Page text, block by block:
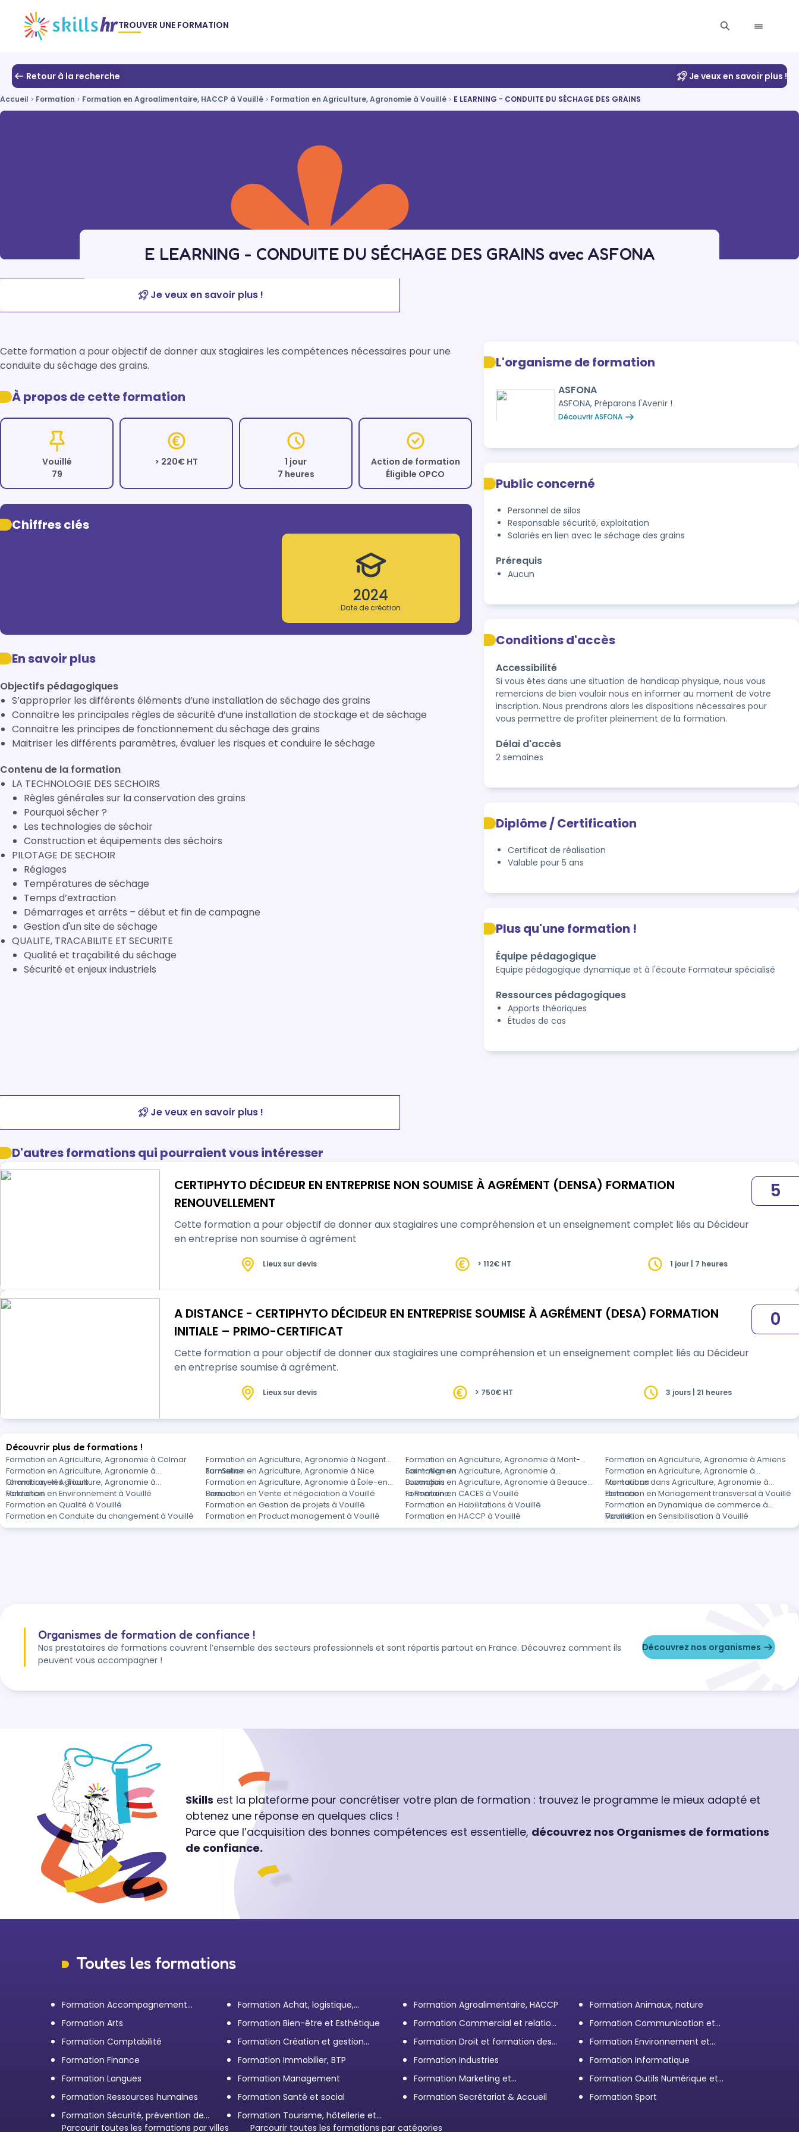
TROUVER UNE FORMATION
Retour à la recherche Je veux en savoir plus !
Accueil Formation Formation en Agroalimentaire, HACCP à Vouillé Formation en Agriculture, Agronomie à Vouillé E LEARNING - CONDUITE DU SÉCHAGE DES GRAINS
E LEARNING - CONDUITE DU SÉCHAGE DES GRAINS avec ASFONA
Je veux en savoir plus !
Cette formation a pour objectif de donner aux stagiaires les compétences nécessaires pour une
conduite du séchage des grains.
À propos de cette formation
Vouillé
79
> 220€ HT
1 jour
7 heures
Action de formation
Éligible OPCO
Chiffres clés
2024
Date de création
En savoir plus
Objectifs pédagogiques
S’approprier les différents éléments d’une installation de séchage des grains
Connaître les principales règles de sécurité d’une installation de stockage et de séchage
Connaitre les principes de fonctionnement du séchage des grains
Maitriser les différents paramètres, évaluer les risques et conduire le séchage
Contenu de la formation
LA TECHNOLOGIE DES SECHOIRS
Règles générales sur la conservation des grains
Pourquoi sécher ?
Les technologies de séchoir
Construction et équipements des séchoirs
PILOTAGE DE SECHOIR
Réglages
Températures de séchage
Temps d’extraction
Démarrages et arrêts – début et fin de campagne
Gestion d'un site de séchage
QUALITE, TRACABILITE ET SECURITE
Qualité et traçabilité du séchage
Sécurité et enjeux industriels
L'organisme de formation
ASFONA
ASFONA, Préparons l'Avenir !
Découvrir ASFONA
Public concerné
Personnel de silos
Responsable sécurité, exploitation
Salariés en lien avec le séchage des grains
Prérequis
Aucun
Conditions d'accès
Accessibilité
Si vous êtes dans une situation de handicap physique, nous vous
remercions de bien vouloir nous en informer au moment de votre
inscription. Nous prendrons alors les dispositions nécessaires pour
vous permettre de profiter pleinement de la formation.
Délai d'accès
2 semaines
Diplôme / Certification
Certificat de réalisation
Valable pour 5 ans
Plus qu'une formation !
Équipe pédagogique
Equipe pédagogique dynamique et à l'écoute Formateur spécialisé
Ressources pédagogiques
Apports théoriques
Études de cas
Je veux en savoir plus !
D'autres formations qui pourraient vous intéresser
CERTIPHYTO DÉCIDEUR EN ENTREPRISE NON SOUMISE À AGRÉMENT (DENSA) FORMATION
RENOUVELLEMENT
Cette formation a pour objectif de donner aux stagiaires une compréhension et un enseignement complet liés au Décideur
en entreprise non soumise à agrément
5
Lieux sur devis > 112€ HT 1 jour | 7 heures
A DISTANCE - CERTIPHYTO DÉCIDEUR EN ENTREPRISE SOUMISE À AGRÉMENT (DESA) FORMATION
INITIALE – PRIMO-CERTIFICAT
Cette formation a pour objectif de donner aux stagiaires une compréhension et un enseignement complet liés au Décideur
en entreprise soumise à agrément.
0
Lieux sur devis > 750€ HT 3 jours | 21 heures
Découvrir plus de formations !
Formation en Agriculture, Agronomie à Colmar
Formation en Agriculture, Agronomie à Nogent-
sur-Seine
Formation en Agriculture, Agronomie à Mont-
Saint-Aignan
Formation en Agriculture, Agronomie à Amiens
Formation en Agriculture, Agronomie à
Chambray-lès-Tours
Formation en Agriculture, Agronomie à Nice
Formation en Agriculture, Agronomie à
Buzançais
Formation en Agriculture, Agronomie à
Montauban
Formation en Agriculture, Agronomie à
Valdahon
Formation en Agriculture, Agronomie à Éole-en-
Beauce
Formation en Agriculture, Agronomie à Beauce
la Romaine
Formations dans Agriculture, Agronomie à
distance
Formation en Environnement à Vouillé Formation en Vente et négociation à Vouillé Formation en CACES à Vouillé
Formation en Management transversal à Vouillé
Formation en Qualité à Vouillé
Formation en Gestion de projets à Vouillé Formation en Habilitations à Vouillé
Formation en Dynamique de commerce à
Vouillé
Formation en Conduite du changement à Vouillé Formation en Product management à Vouillé Formation en HACCP à Vouillé Formation en Sensibilisation à Vouillé
Organismes de formation de confiance !
Nos prestataires de formations couvrent l’ensemble des secteurs professionnels et sont répartis partout en France. Découvrez comment ils
peuvent vous accompagner !
Découvrez nos organismes
Skills est la plateforme pour concrétiser votre plan de formation : trouvez le programme le mieux adapté et
obtenez une réponse en quelques clics !
Parce que l’acquisition des bonnes compétences est essentielle, découvrez nos Organismes de formations
de confiance.
Toutes les formations
Formation Accompagnement
personnel et Bilan de
compétences
Formation Achat, logistique,
transport
Formation Agroalimentaire, HACCP
Formation Animaux, nature
Formation Arts
Formation Bien-être et Esthétique
Formation Commercial et relation
client
Formation Communication et
efficacité personnelle et
professionnelle
Formation Comptabilité
Formation Création et gestion
d'entreprise
Formation Droit et formation des
Élus
Formation Environnement et
démarche RSE
Formation Finance Formation Immobilier, BTP Formation Industries
Formation Informatique
Formation Langues
Formation Management
Formation Marketing et
Communication d'entreprise
Formation Outils Numérique et
Bureautique
Formation Ressources humaines Formation Santé et social Formation Secrétariat & Accueil
Formation Sport
Formation Sécurité, prévention des
risques et qualité
Formation Tourisme, hôtellerie et
restauration
Parcourir toutes les formations par villes Parcourir toutes les formations par catégories